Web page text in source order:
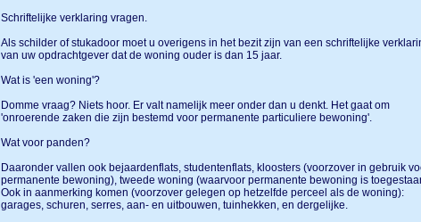
Schriftelijke verklaring vragen.
Als schilder of stukadoor moet u overigens in het bezit zijn van een schriftelijke
van uw opdrachtgever dat de woning ouder is dan 15 jaar.
Wat is 'een woning'?
Domme vraag? Niets hoor. Er valt namelijk meer onder dan u denkt. Het gaat om
'onroerende zaken die zijn bestemd voor permanente particuliere bewoning'.
Wat voor panden?
Daaronder vallen ook bejaardenflats, studentenflats, kloosters (voorzover in gebruik
permanente bewoning), tweede woning (waarvoor permanente bewoning is
Ook in aanmerking komen (voorzover gelegen op hetzelfde perceel als de woning):
garages, schuren, serres, aan- en uitbouwen, tuinhekken, en dergelijke.